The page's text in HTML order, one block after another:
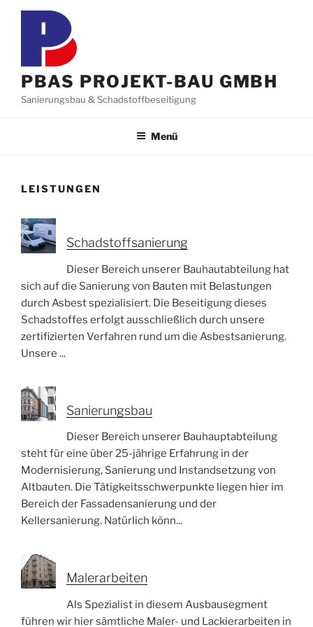
Zum
PBAS PROJEKT-BAU GMBH
Sanierungsbau & Schadstoffbeseitigung
Menü
LEISTUNGEN
Schadstoffsanierung
Dieser Bereich unserer Bauhautabteilung hat
sich auf die Sanierung von Bauten mit Belastungen
durch Asbest spezialisiert. Die Beseitigung dieses
Schadstoffes erfolgt ausschließlich durch unsere
zertifizierten Verfahren rund um die Asbestsanierung.
Unsere ...
Sanierungsbau
Dieser Bereich unserer Bauhauptabteilung
steht für eine über 25-jährige Erfahrung in der
Modernisierung, Sanierung und Instandsetzung von
Altbauten. Die Tätigkeitsschwerpunkte liegen hier im
Bereich der Fassadensanierung und der
Kellersanierung. Natürlich könn...
Malerarbeiten
Als Spezialist in diesem Ausbausegment
führen wir hier sämtliche Maler- und Lackierarbeiten in